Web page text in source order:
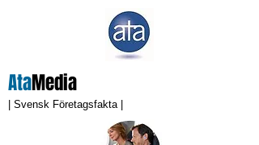
AtaMedia
| Svensk Företagsfakta |